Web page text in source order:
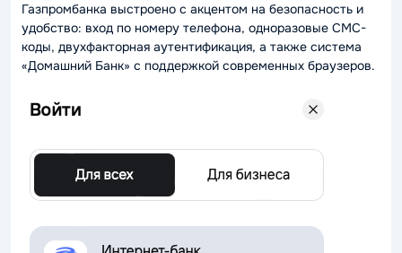
Газпромбанка выстроено с акцентом на безопасность и
удобство: вход по номеру телефона, одноразовые СМС-
коды, двухфакторная аутентификация, а также система
«Домашний Банк» с поддержкой современных браузеров.